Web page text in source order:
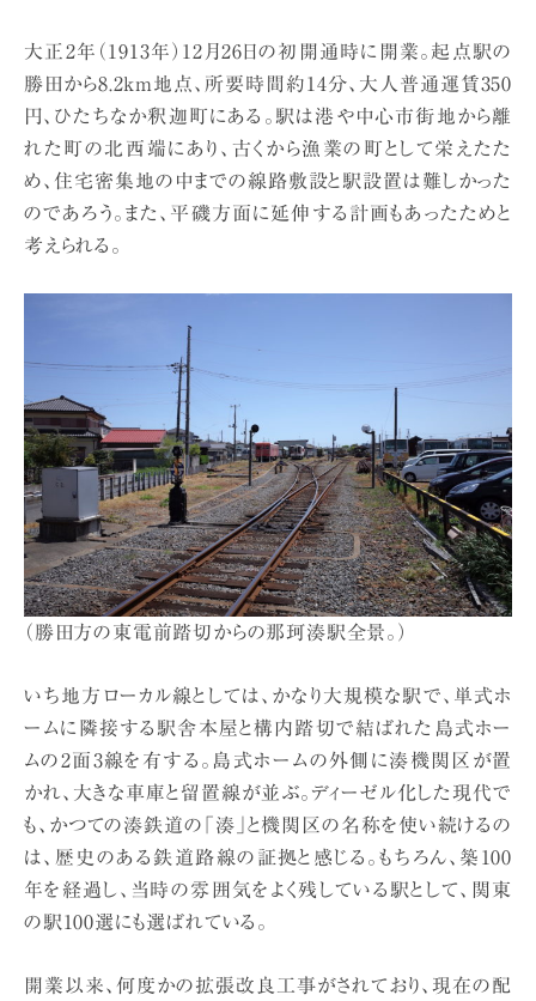
大正2年（1913年）12月26日の初開通時に開業。起点駅の
勝田から8.2km地点、所要時間約14分、大人普通運賃350
円、ひたちなか釈迦町にある。駅は港や中心市街地から離
れた町の北西端にあり、古くから漁業の町として栄えたた
め、住宅密集地の中までの線路敷設と駅設置は難しかった
のであろう。また、平磯方面に延伸する計画もあったためと
考えられる。
（勝田方の東電前踏切からの那珂湊駅全景。）
いち地方ローカル線としては、かなり大規模な駅で、単式ホ
ームに隣接する駅舎本屋と構内踏切で結ばれた島式ホー
ムの2面3線を有する。島式ホームの外側に湊機関区が置
かれ、大きな車庫と留置線が並ぶ。ディーゼル化した現代で
も、かつての湊鉄道の「湊」と機関区の名称を使い続けるの
は、歴史のある鉄道路線の証拠と感じる。もちろん、築100
年を経過し、当時の雰囲気をよく残している駅として、関東
の駅100選にも選ばれている。
開業以来、何度かの拡張改良工事がされており、現在の配